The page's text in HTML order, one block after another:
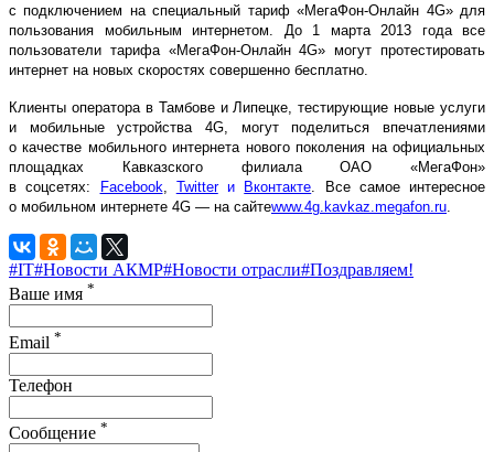
с подключением на специальный тариф «МегаФон-Онлайн 4G» для
пользования мобильным интернетом. До 1 марта 2013 года все
пользователи тарифа «МегаФон-Онлайн 4G» могут протестировать
интернет на новых скоростях совершенно бесплатно.
Клиенты оператора в Тамбове и Липецке, тестирующие новые услуги
и мобильные устройства 4G, могут поделиться впечатлениями
о качестве мобильного интернета нового поколения на официальных
площадках Кавказского филиала ОАО «МегаФон»
в соцсетях:
Facebook Twitterи Вконтакте . Все самое интересное
о мобильном интернете 4G — на сайтеwww.4g.kavkaz.megafon.ru
#IT#Новости АКМР#Новости отрасли#Поздравляем!
Ваше имя *
Email *
Телефон
Сообщение *